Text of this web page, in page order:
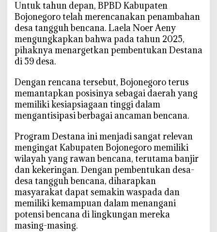
Untuk tahun depan, BPBD Kabupaten
Bojonegoro telah merencanakan penambahan
desa tangguh bencana. Laela Noer Aeny
mengungkapkan bahwa pada tahun 2025,
pihaknya menargetkan pembentukan Destana
di 59 desa.
Dengan rencana tersebut, Bojonegoro terus
memantapkan posisinya sebagai daerah yang
memiliki kesiapsiagaan tinggi dalam
mengantisipasi berbagai ancaman bencana.
Program Destana ini menjadi sangat relevan
mengingat Kabupaten Bojonegoro memiliki
wilayah yang rawan bencana, terutama banjir
dan kekeringan. Dengan pembentukan desa-
desa tangguh bencana, diharapkan
masyarakat dapat semakin waspada dan
memiliki kemampuan dalam menangani
potensi bencana di lingkungan mereka
masing-masing.